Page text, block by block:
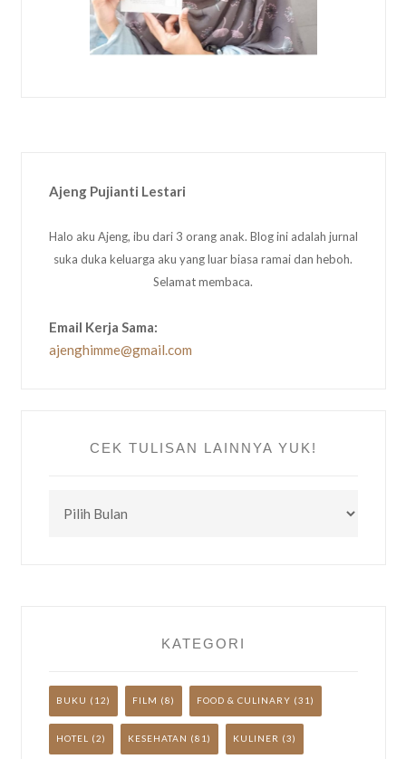
Ajeng Pujianti Lestari
Halo aku Ajeng, ibu dari 3 orang anak. Blog ini adalah jurnal
suka duka keluarga aku yang luar biasa ramai dan heboh.
Selamat membaca.
Email Kerja Sama:
ajenghimme@gmail.com
CEK TULISAN LAINNYA YUK!
TULISAN
KATEGORI
BUKU (12) FILM (8) FOOD & CULINARY (31)
HOTEL (2) KESEHATAN (81) KULINER (3)